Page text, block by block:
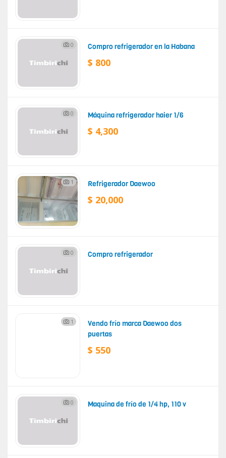
0 Compro refrigerador en la Habana
$ 800
0 Máquina refrigerador haier 1/6
$ 4,300
1 Refrigerador Daewoo
$ 20,000
0 Compro refrigerador
1
Vendo frío marca Daewoo dos
puertas
$ 550
0 Maquina de frío de 1/4 hp, 110 v